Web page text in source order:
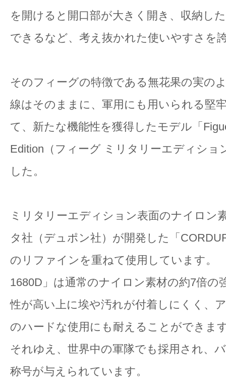
を開けると開口部が大きく開き、収納し
できるなど、考え抜かれた使いやすさを
そのフィーグの特徴である無花果の実の
線はそのままに、軍用にも用いられる堅
て、新たな機能性を獲得したモデル「
Edition（フィーグ ミリタリーエディショ
した。
ミリタリーエディション表面のナイロン
タ社（デュポン社）が開発した「
のリファインを重ねて使用しています。
1680D」は通常のナイロン素材の約7倍の
性が高い上に埃や汚れが付着しにくく、
のハードな使用にも耐えることができま
それゆえ、世界中の軍隊でも採用され、
称号が与えられています。